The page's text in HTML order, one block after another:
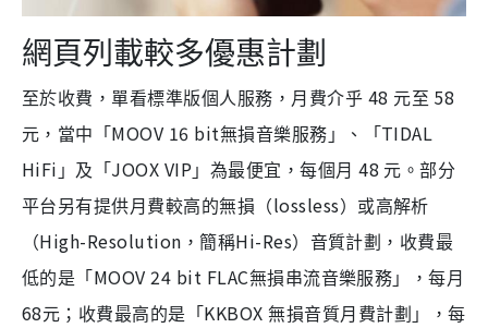
網頁列載較多優惠計劃
至於收費，單看標準版個人服務，月費介乎 48 元至 58
元，當中「MOOV 16 bit無損音樂服務」、「TIDAL
HiFi 」及「JOOX VIP」為最便宜，每個月 48 元。部分
平台另有提供月費較高的無損（lossless）或高解析
（High-Resolution ，簡稱Hi-Res）音質計劃，收費最
低的是「MOOV 24 bit FLAC無損串流音樂服務」，每月
68元；收費最高的是「KKBOX無損音質月費計劃」，每